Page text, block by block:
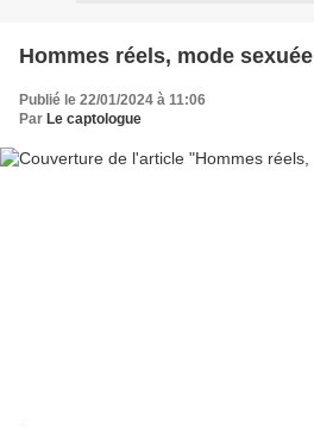
Hommes réels, mode sexuée
Publié le 22/01/2024 à 11:06
Par Le captologue